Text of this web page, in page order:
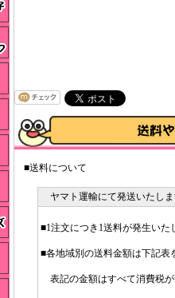
■送料について
ヤマト運輸にて発送いたし
■1注文につき1送料が発生いた
■各地域別の送料金額は下記表
表記の金額はすべて消費税